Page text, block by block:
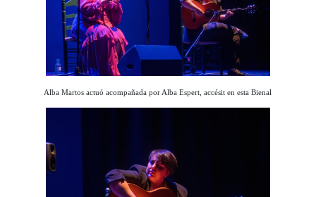
Alba Martos actuó acompañada por Alba Espert, accésit en esta Bienal